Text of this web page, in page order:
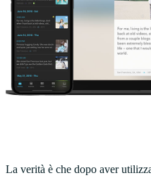
La verità è che dopo aver